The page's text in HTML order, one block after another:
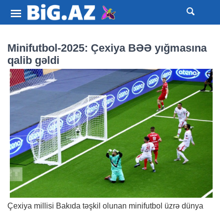
Minifutbol-2025: Çexiya BƏƏ yığmasına
qalib gəldi
Çexiya millisi Bakıda təşkil olunan minifutbol üzrə dünya